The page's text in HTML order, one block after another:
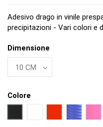
Adesivo drago in vinile
precipitazioni - Vari colori e
Dimensione
Colore
ROSSOBLU